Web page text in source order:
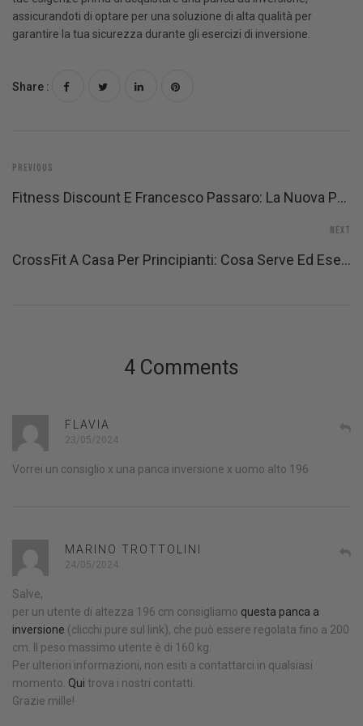
assicurandoti di optare per una soluzione di alta qualità per
garantire la tua sicurezza durante gli esercizi di inversione.
Share :
Previous
Fitness Discount E Francesco Passaro: La Nuova Partnership Tra L’e-Commerce E L’emergente Tennista
Next
CrossFit A Casa Per Principianti: Cosa Serve Ed Esercizi
4 Comments
FLAVIA
23/05/2024
Vorrei un consiglio x una panca inversione x uomo alto 196
MARINO TROTTOLINI
24/05/2024
Salve,
per un utente di altezza 196 cm consigliamo questa panca a
inversione (clicchi pure sul link), che può essere regolata fino a 200
cm. Il peso massimo utente è di 160 kg.
Per ulteriori informazioni, non esiti a contattarci in qualsiasi
momento. Qui trova i nostri contatti.
Grazie mille!